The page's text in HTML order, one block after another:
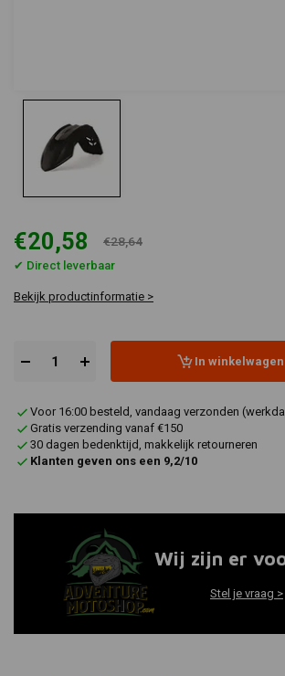
€20,58 €28,64
✔ Direct leverbaar
Bekijk productinformatie >
In winkelwagen
Voor 16:00 besteld, vandaag verzonden
Gratis verzending vanaf €150
30 dagen bedenktijd, makkelijk retourneren
Klanten geven ons een 9,2/10
Wij zijn er
Stel je vraag >